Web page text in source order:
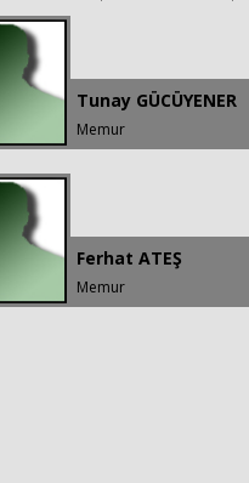
Tunay GÜCÜYENER
Memur
Ferhat ATEŞ
Memur